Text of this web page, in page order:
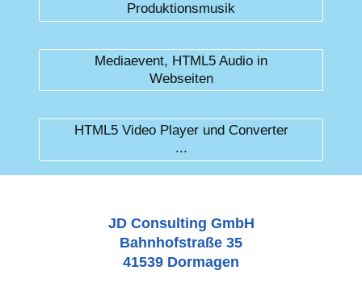
Produktionsmusik
Mediaevent, HTML5 Audio in
Webseiten
HTML5 Video Player und Converter
...
JD Consulting GmbH
Bahnhofstraße 35
41539 Dormagen